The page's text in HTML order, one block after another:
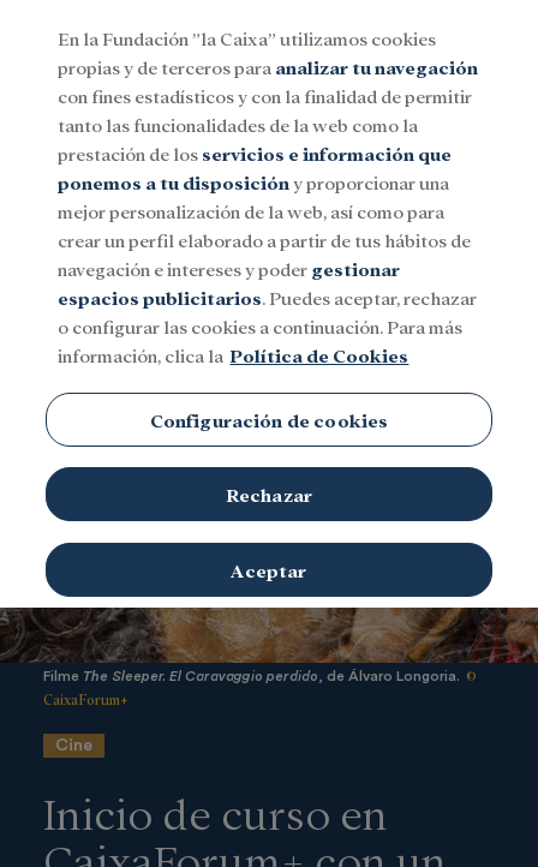
Menu
SocialInvestigación y becasCultura
Filme The Sleeper. El Caravaggio perdido, de Álvaro Longoria. ©
CaixaForum+
Cine
Inicio de curso en
En la Fundación ”la Caixa” utilizamos cookies
propias y de terceros para analizar tu navegación
con fines estadísticos y con la finalidad de permitir
tanto las funcionalidades de la web como la
prestación de los servicios e información que
ponemos a tu disposición y proporcionar una
mejor personalización de la web, así como para
crear un perfil elaborado a partir de tus hábitos de
navegación e intereses y poder gestionar
espacios publicitarios. Puedes aceptar, rechazar
o configurar las cookies a continuación. Para más
información, clica la Política de Cookies
Configuración de cookies
Rechazar
Aceptar